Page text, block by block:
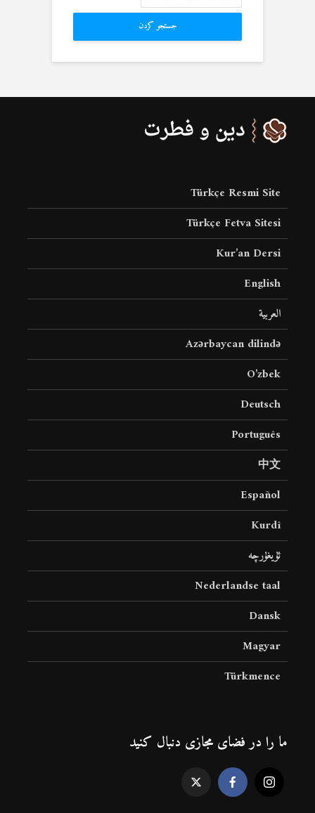
جستجو کردن
Türkçe Resmi Site
Türkçe Fetva Sitesi
Kur’an Dersi
English
العربية
Azərbaycan dilində
O’zbek
Deutsch
Português
中文
Español
Kurdî
ئۇيغۇرچە
Nederlandse taal
Dansk
Magyar
Türkmence
ما را در فضای مجازی دنبال کنید